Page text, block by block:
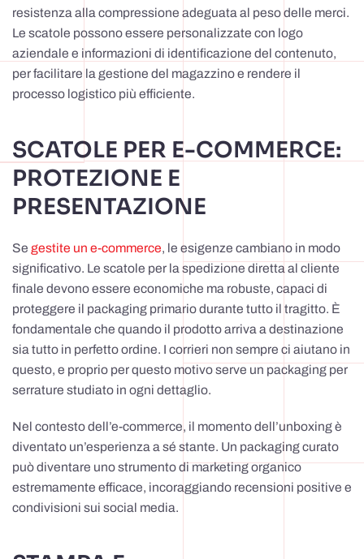
resistenza alla compressione adeguata al peso delle merci.
Le scatole possono essere personalizzate con logo
aziendale e informazioni di identificazione del contenuto,
per facilitare la gestione del magazzino e rendere il
processo logistico più efficiente.
SCATOLE PER E-COMMERCE:
PROTEZIONE E
PRESENTAZIONE
Se gestite un e-commerce, le esigenze cambiano in modo
significativo. Le scatole per la spedizione diretta al cliente
finale devono essere economiche ma robuste, capaci di
proteggere il packaging primario durante tutto il tragitto. È
fondamentale che quando il prodotto arriva a destinazione
sia tutto in perfetto ordine. I corrieri non sempre ci aiutano in
questo, e proprio per questo motivo serve un packaging per
serrature studiato in ogni dettaglio.
Nel contesto dell’e-commerce, il momento dell’unboxing è
diventato un’esperienza a sé stante. Un packaging curato
può diventare uno strumento di marketing organico
estremamente efficace, incoraggiando recensioni positive e
condivisioni sui social media.